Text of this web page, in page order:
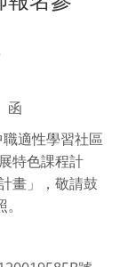
函
適性學習社區
特色課程計
畫」，敬請鼓